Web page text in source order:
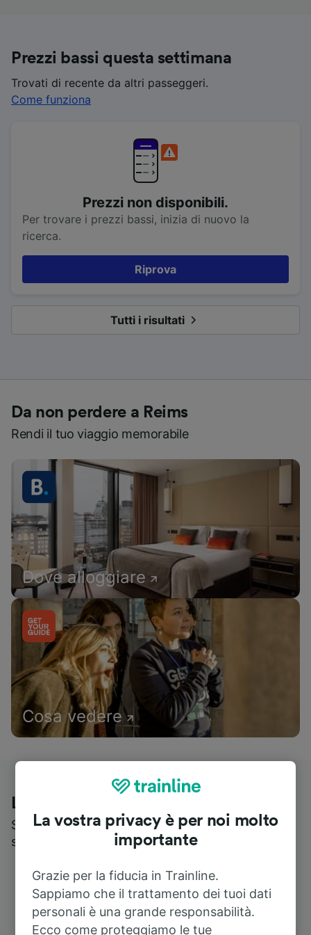
Prezzi bassi questa settimana
Trovati di recente da altri passeggeri.
Come funziona
Prezzi non disponibili.
Per trovare i prezzi bassi, inizia di nuovo la
ricerca.
Riprova
Tutti i risultati
Da non perdere a Reims
Rendi il tuo viaggio memorabile
Dove alloggiare
Cosa vedere
Le recensioni dei nostri viaggiatori
Scopri cosa pensa realmente chi utilizza i nostri
servizi
La vostra privacy è per noi molto
importante
Grazie per la fiducia in Trainline.
Sappiamo che il trattamento dei tuoi dati
personali è una grande responsabilità.
Ecco come proteggiamo le tue